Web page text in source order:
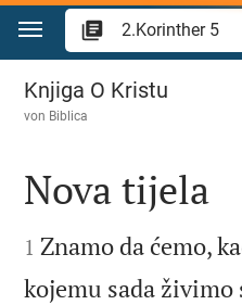
Zum Inhalt springen
2.Korinther 5
Knjiga O Kristu
von Biblica

Nova tijela

1 Znamo da ćemo,
kojemu sada